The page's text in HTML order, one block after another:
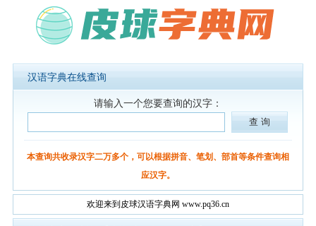
汉语字典在线查询
请输入一个您要查询的汉字：
本查询共收录汉字二万多个，可以根据拼音、笔划、部首等条件查询相
应汉字。
欢迎来到皮球汉语字典网 www.pq36.cn